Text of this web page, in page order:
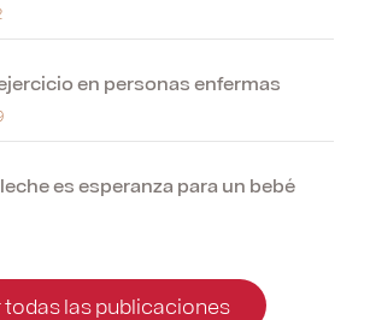
en personas enfermas
es esperanza para un bebé
todas las publicaciones